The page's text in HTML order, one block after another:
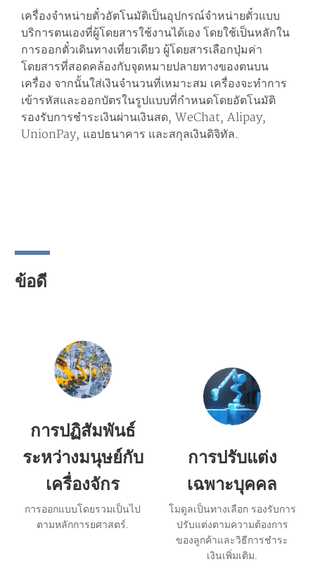
เครื่องจำหน่ายตั๋วอัตโนมัติเป็นอุปกรณ์จำหน่ายตั๋วแบบ
บริการตนเองที่ผู้โดยสารใช้งานได้เอง โดยใช้เป็นหลักใน
การออกตั๋วเดินทางเที่ยวเดียว ผู้โดยสารเลือกปุ่มค่า
โดยสารที่สอดคล้องกับจุดหมายปลายทางของตนบน
เครื่อง จากนั้นใส่เงินจำนวนที่เหมาะสม เครื่องจะทำการ
เข้ารหัสและออกบัตรในรูปแบบที่กำหนดโดยอัตโนมัติ
รองรับการชำระเงินผ่านเงินสด, WeChat, Alipay,
UnionPay, แอปธนาคาร และสกุลเงินดิจิทัล.
ข้อดี
การปฏิสัมพันธ์
ระหว่างมนุษย์กับ
เครื่องจักร
การออกแบบโดยรวมเป็นไป
ตามหลักการยศาสตร์.
การปรับแต่ง
เฉพาะบุคคล
โมดูลเป็นทางเลือก รองรับการ
ปรับแต่งตามความต้องการ
ของลูกค้าและวิธีการชำระ
เงินเพิ่มเติม.